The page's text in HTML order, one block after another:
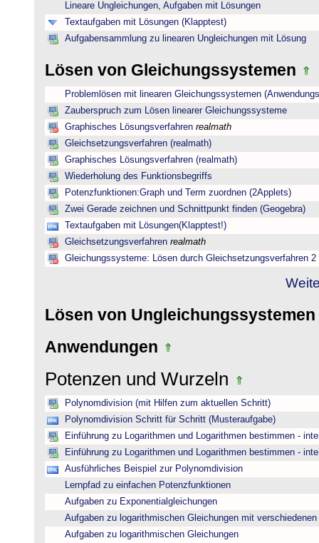
Lineare Ungleichungen, Aufgaben mit Lösungen
Textaufgaben mit Lösungen (Klapptest)
Aufgabensammlung zu linearen Ungleichungen mit Lösung
Lösen von Gleichungssystemen
Problemlösen mit linearen Gleichungssystemen
Zauberspruch zum Lösen linearer Gleichungssysteme
Graphisches Lösungsverfahren realmath
Gleichsetzungsverfahren (realmath)
Graphisches Lösungsverfahren (realmath)
Wiederholung des Funktionsbegriffs
Potenzfunktionen:Graph und Term zuordnen (2Applets)
Zwei Gerade zeichnen und Schnittpunkt finden (Geogebra)
Textaufgaben mit Lösungen(Klapptest!)
Gleichsetzungsverfahren realmath
Gleichungssysteme: Lösen durch Gleichsetzungsverfahren 2
Lösen von Ungleichungssystemen
Anwendungen
Potenzen und Wurzeln
Polynomdivision (mit Hilfen zum aktuellen Schritt)
Polynomdivision Schritt für Schritt (Musteraufgabe)
Einführung zu Logarithmen und Logarithmen bestimmen -
Einführung zu Logarithmen und Logarithmen bestimmen -
Ausführliches Beispiel zur Polynomdivision
Lernpfad zu einfachen Potenzfunktionen
Aufgaben zu Exponentialgleichungen
Aufgaben zu logarithmischen Gleichungen mit verschiedenen
Aufgaben zu logarithmischen Gleichungen